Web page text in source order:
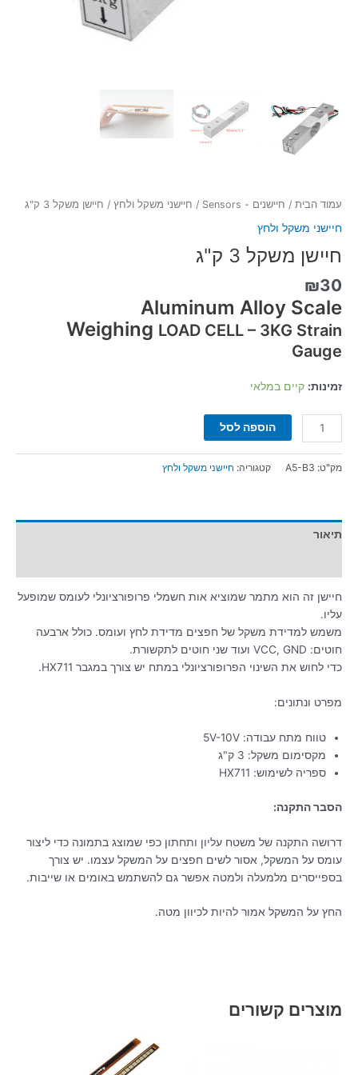
עמוד הבית / חיישנים - Sensors / חיישני משקל ולחץ / חיישן משקל 3 ק"ג
חיישני משקל ולחץ
חיישן משקל 3 ק"ג
₪30
Aluminum Alloy Scale
Weighing LOAD CELL – 3KG Strain
Gauge
זמינות: קיים במלאי
הוספה לסל
מק"ט: A5-B3 קטגוריה: חיישני משקל ולחץ
תיאור
חיישן זה הוא מתמר שמוציא אות חשמלי פרופורציונלי לעומס שמופעל
עליו.
משמש למדידת משקל של חפצים מדידת לחץ ועומס. כולל ארבעה
חוטים: VCC, GND ועוד שני חוטים לתקשורת.
כדי לחוש את השינוי הפרופורציונלי במתח יש צורך במגבר HX711.
מפרט ונתונים:
טווח מתח עבודה: 5V-10V
מקסימום משקל: 3 ק"ג
ספריה לשימוש: HX711
הסבר התקנה:
דרושה התקנה של משטח עליון ותחתון כפי שמוצג בתמונה כדי ליצור
עומס על המשקל, אסור לשים חפצים על המשקל עצמו. יש צורך
בספייסרים מלמעלה ולמטה אפשר גם להשתמש באומים או שייבות.
החץ על המשקל אמור להיות לכיוון מטה.
מוצרים קשורים